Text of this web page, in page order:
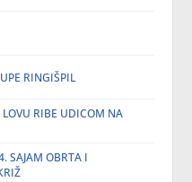
RINGIŠPIL
LOVU RIBE UDICOM NA
SAJAM OBRTA I